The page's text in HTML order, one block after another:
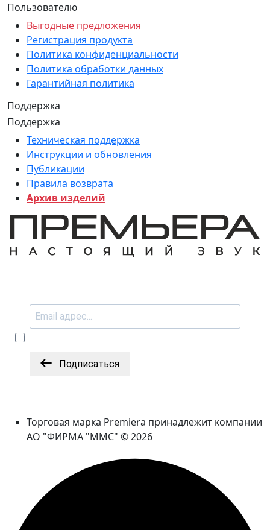
Пользователю
Выгодные предложения
Регистрация продукта
Политика конфиденциальности
Политика обработки данных
Гарантийная политика
Поддержка
Поддержка
Техническая поддержка
Инструкции и обновления
Публикации
Правила возврата
Архив изделий
Подписаться
Торговая марка Premiera принадлежит компании
АО "ФИРМА "ММС" © 2026